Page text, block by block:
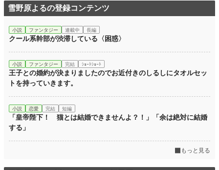
雪野原よるの登録コンテンツ
小説 ファンタジー 連載中 長編
クール系幹部が渋滞している〈困惑〉
小説 ファンタジー 完結 ｼｮｰﾄｼｮｰﾄ
王子との婚約が決まりましたのでお近付きのしるしにタオルセッ
トを持っていきます。
小説 恋愛 完結 短編
「皇帝陛下！ 猫とは結婚できませんよ？！」「余は絶対に結婚
する」
もっと見る